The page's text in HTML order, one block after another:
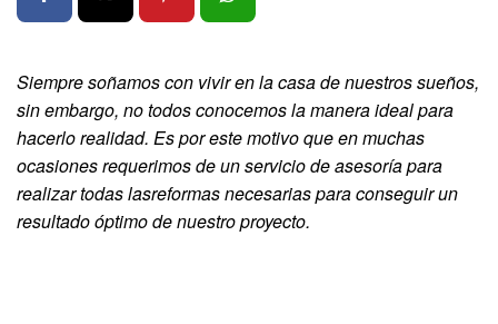
Siempre soñamos con vivir en la casa de nuestros sueños,
sin embargo, no todos conocemos la manera ideal para
hacerlo realidad. Es por este motivo que en muchas
ocasiones requerimos de un servicio de asesoría para
realizar todas lasreformas necesarias para conseguir un
resultado óptimo de nuestro proyecto.